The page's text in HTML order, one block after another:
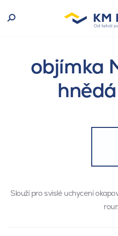
objímka
Slouží pro svislé uchycení
rour.